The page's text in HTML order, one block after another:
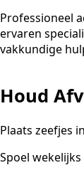
Professioneel
ervaren
vakkundige
Houd
Plaats zeefjes
Spoel